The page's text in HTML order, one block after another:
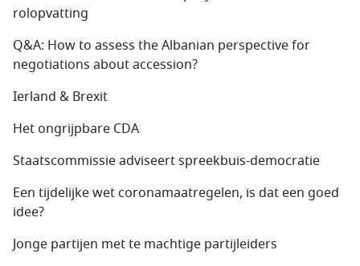
rolopvatting
Q&A: How to assess the Albanian perspective for
negotiations about accession?
Ierland & Brexit
Het ongrijpbare CDA
Staatscommissie adviseert spreekbuis-democratie
Een tijdelijke wet coronamaatregelen, is dat een goed
idee?
Jonge partijen met te machtige partijleiders